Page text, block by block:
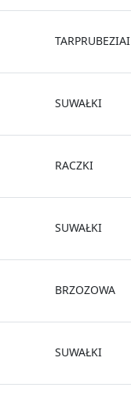
TARPRUBEZIAI
SUWAŁKI
RACZKI
SUWAŁKI
BRZOZOWA
SUWAŁKI